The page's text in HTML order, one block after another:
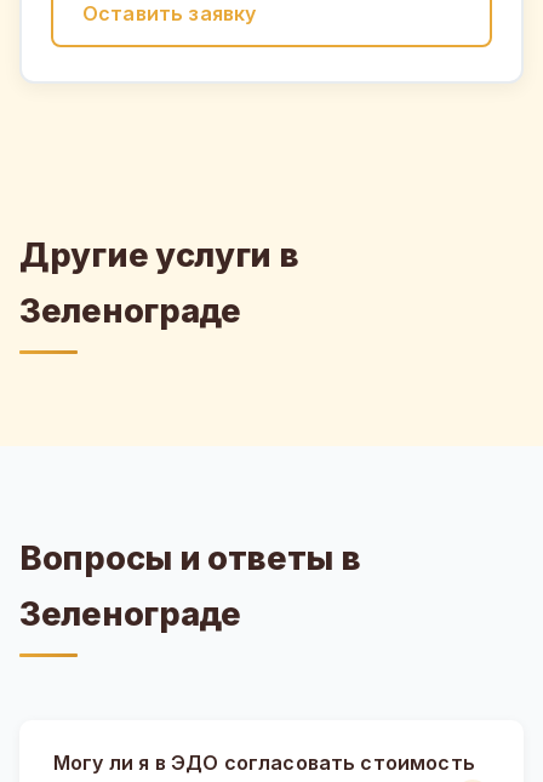
Оставить заявку
Другие услуги в
Зеленограде
Вопросы и ответы в
Зеленограде
Могу ли я в ЭДО согласовать стоимость